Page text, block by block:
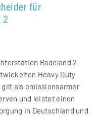
für
2
Radeland 2
Heavy Duty
als emissionsarmer
und leistet einen
in Deutschland und